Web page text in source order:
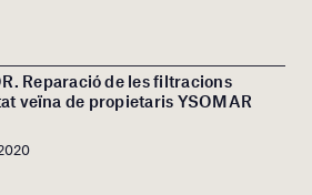
Reparació de les filtracions
veïna de propietaris YSOMAR